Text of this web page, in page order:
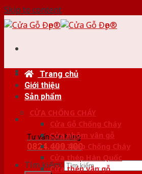
Skip to content
Tư vấn bán hàng
0824.400.400
Tìm kiếm:
Trang chủ
Giới thiệu
Sản phẩm
CỬA CHỐNG CHÁY
Cửa Gỗ Chống Cháy
Cửa nhôm vân gỗ
Cửa Thép Chống Cháy
Cửa thép Hàn Quốc
Cửa thép vân gỗ